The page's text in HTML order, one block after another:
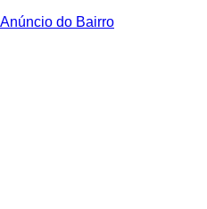
Anúncio do Bairro